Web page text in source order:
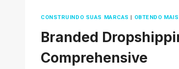
CONSTRUINDO SUAS MARCAS OBTENDO
Branded
Comprehensive